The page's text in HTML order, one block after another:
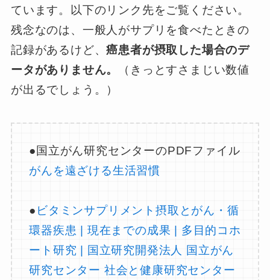
ています。以下のリンク先をご覧ください。
残念なのは、一般人がサプリを食べたときの
記録があるけど、癌患者が摂取した場合のデ
ータがありません。
（きっとすさまじい数値
が出るでしょう。）
●国立がん研究センターのPDFファイル
がんを遠ざける生活習慣
● ビタミンサプリメント摂取とがん・循
環器疾患 | 現在までの成果 | 多目的コホ
ート研究 | 国立研究開発法人 国立がん
研究センター 社会と健康研究センター